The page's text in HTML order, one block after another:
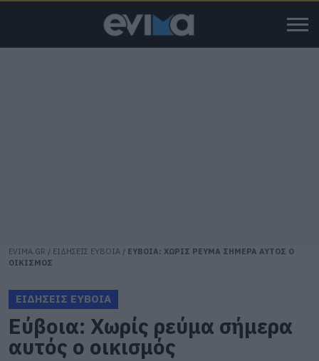
EVIMA.GR / ΕΙΔΗΣΕΙΣ ΕΥΒΟΙΑ / ΕΥΒΟΙΑ: ΧΩΡΙΣ ΡΕΥΜΑ ΣΗΜΕΡΑ ΑΥΤΟΣ Ο
ΟΙΚΙΣΜΟΣ
ΕΙΔΗΣΕΙΣ ΕΥΒΟΙΑ
Εύβοια: Χωρίς ρεύμα σήμερα
αυτός ο οικισμός